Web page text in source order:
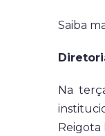
Saiba
Na
Reigota